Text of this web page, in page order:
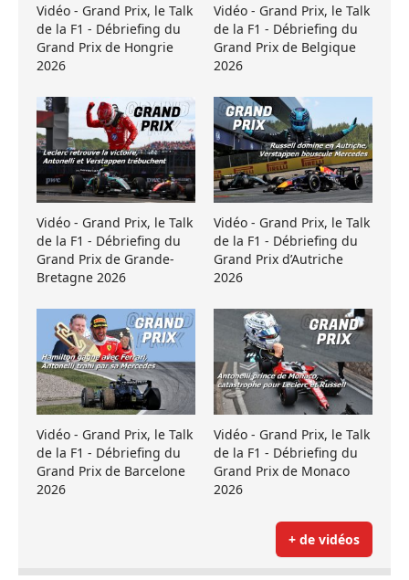
Vidéo - Grand Prix, le Talk
de la F1 - Débriefing du
Grand Prix de Hongrie
2026
Vidéo - Grand Prix, le Talk
de la F1 - Débriefing du
Grand Prix de Belgique
2026
Vidéo - Grand Prix, le Talk
de la F1 - Débriefing du
Grand Prix de Grande-
Bretagne 2026
Vidéo - Grand Prix, le Talk
de la F1 - Débriefing du
Grand Prix d’Autriche
2026
Vidéo - Grand Prix, le Talk
de la F1 - Débriefing du
Grand Prix de Barcelone
2026
Vidéo - Grand Prix, le Talk
de la F1 - Débriefing du
Grand Prix de Monaco
2026
+ de vidéos